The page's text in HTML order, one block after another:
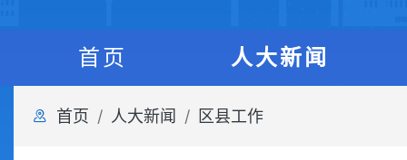
首页 人大新闻
首页 人大新闻 区县工作